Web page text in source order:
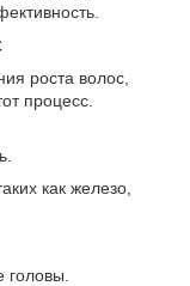
роста волос,
процесс.
как железо,